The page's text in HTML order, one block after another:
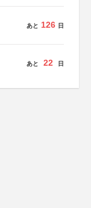
あと 126 日
あと 22 日